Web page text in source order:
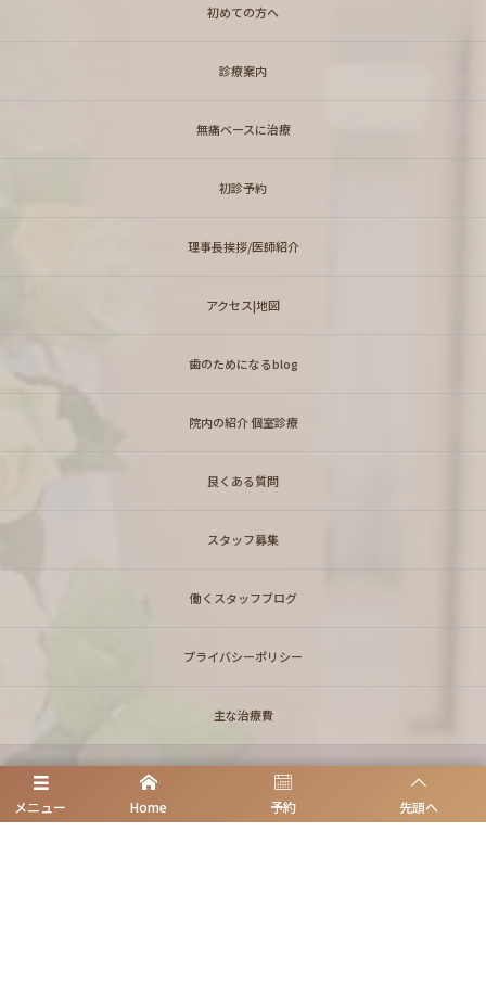
メニュー Home 予約 先頭へ
初めての方へ
診療案内
無痛ベースに治療
初診予約
理事長挨拶/医師紹介
アクセス|地図
歯のためになるblog
院内の紹介 個室診療
良くある質問
スタッフ募集
働くスタッフブログ
プライバシーポリシー
主な治療費